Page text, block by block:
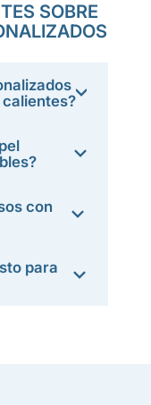
SOBRE
con
para